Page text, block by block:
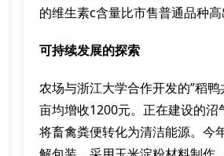
的维生素c含量比市售普通品种高
可持续发展的探索
农场与浙江大学合作开发的”稻
亩均增收1200元。正在建设的沼
将畜禽粪便转化为清洁能源。今